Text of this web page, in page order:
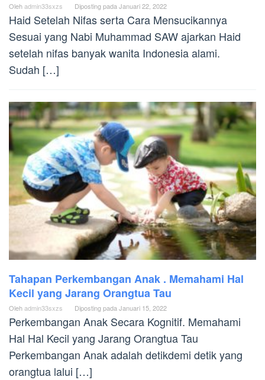
Olehadmin33sxzs Diposting pada Januari 22, 2022
Haid Setelah Nifas serta Cara Mensucikannya
Sesuai yang Nabi Muhammad SAW ajarkan Haid
setelah nifas banyak wanita Indonesia alami.
Sudah […]
Tahapan Perkembangan Anak . Memahami Hal
Kecil yang Jarang Orangtua Tau
Olehadmin33sxzs Diposting padaJanuari 15, 2022
Perkembangan Anak Secara Kognitif. Memahami
Hal Hal Kecil yang Jarang Orangtua Tau
Perkembangan Anak adalah detikdemi detik yang
orangtua lalui […]